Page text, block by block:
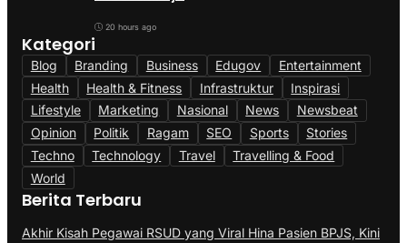
20 hours ago
Kategori
Blog Branding Business Edugov
Entertainment
Health
Health & Fitness Infrastruktur
Inspirasi
Lifestyle
Marketing Nasional News
Newsbeat
Opinion
Politik Ragam SEO Sports
Stories
Techno
Technology Travel
Travelling & Food
World
Berita Terbaru
Akhir Kisah Pegawai RSUD yang Viral Hina Pasien BPJS, Kini